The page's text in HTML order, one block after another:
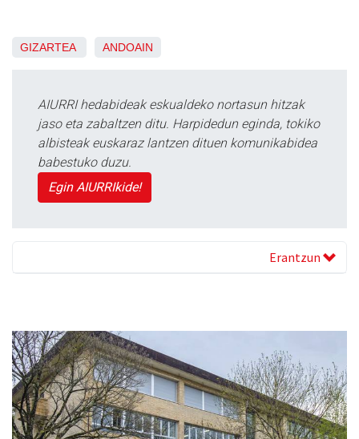
GIZARTEA ANDOAIN
AIURRI hedabideak eskualdeko nortasun hitzak
jaso eta zabaltzen ditu. Harpidedun eginda, tokiko
albisteak euskaraz lantzen dituen komunikabidea
babestuko duzu.
Egin AIURRIkide!
Erantzun